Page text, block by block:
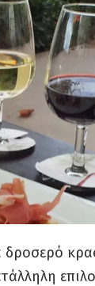
δροσερό